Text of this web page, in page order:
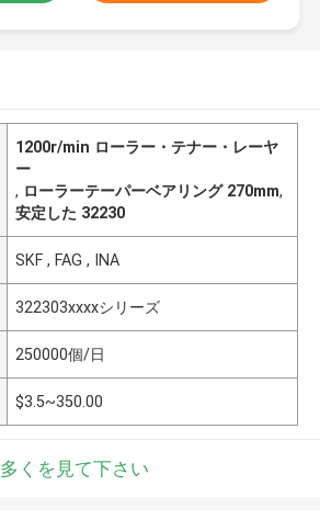
1200r/min ローラー・テナー・レーヤ
ー
, ローラーテーパーベアリング 270mm,
安定した 32230
SKF , FAG , INA
322303xxxxシリーズ
250000個/日
$3.5~350.00
多くを見て下さい